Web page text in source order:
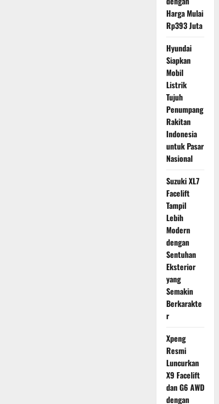
Harga Mulai
Rp393 Juta
Hyundai
Siapkan
Mobil
Listrik
Tujuh
Penumpang
Rakitan
Indonesia
untuk Pasar
Nasional
Suzuki XL7
Facelift
Tampil
Lebih
Modern
dengan
Sentuhan
Eksterior
yang
Semakin
Berkarakte
r
Xpeng
Resmi
Luncurkan
X9 Facelift
dan G6 AWD
dengan